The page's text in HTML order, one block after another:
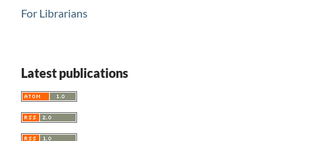
For Librarians
Latest publications